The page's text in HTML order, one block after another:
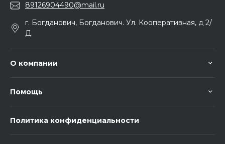
89126904490@mail.ru
г. Богданович, Богданович. Ул. Кооперативная, д 2/
Д.
О компании
Помощь
Политика конфиденциальности